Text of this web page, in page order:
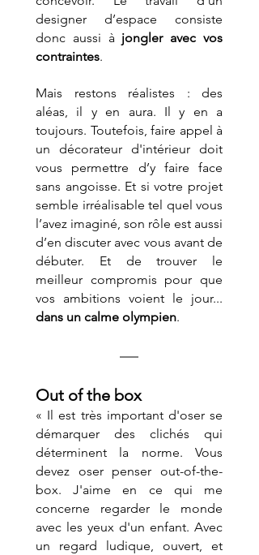
designer d’espace consiste
donc aussi à jongler avec vos
contraintes.
Mais restons réalistes : des
aléas, il y en aura. Il y en a
toujours. Toutefois, faire appel à
un décorateur d'intérieur doit
vous permettre d’y faire face
sans angoisse. Et si votre projet
semble irréalisable tel quel vous
l’avez imaginé, son rôle est aussi
d’en discuter avec vous avant de
débuter. Et de trouver le
meilleur compromis pour que
dans un calme olympien.
Out of the box
« Il est très important d'oser se
démarquer des clichés qui
déterminent la norme. Vous
devez oser penser out-of-the-
box. J'aime en ce qui me
concerne regarder le monde
avec les yeux d'un enfant. Avec
un regard ludique, ouvert, et